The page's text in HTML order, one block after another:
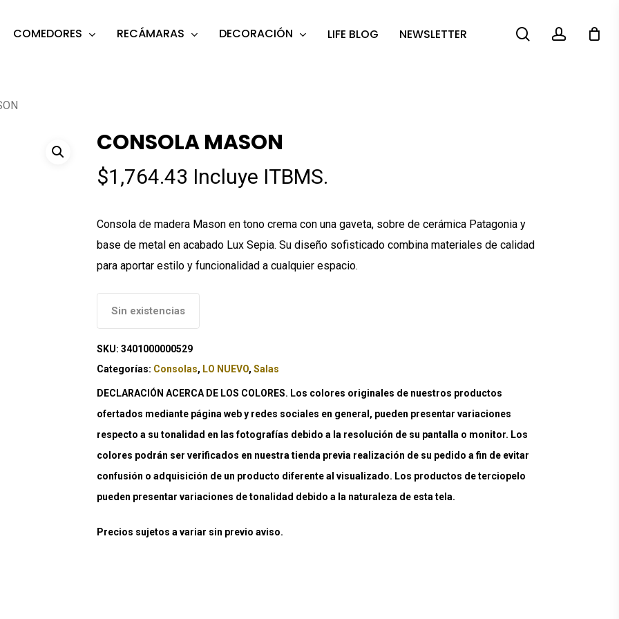
COMEDORES RECÁMARAS DECORACIÓN LIFE BLOG NEWSLETTER searchaccount
CONSOLA MASON
$1,764.43 Incluye ITBMS.
Consola de madera Mason en tono crema con una gaveta, sobre de cerámica Patagonia y
base de metal en acabado Lux Sepia. Su diseño sofisticado combina materiales de calidad
para aportar estilo y funcionalidad a cualquier espacio.
Sin existencias
SKU:3401000000529
Categorías: Consolas, LO NUEVO,Salas
DECLARACIÓN ACERCA DE LOS COLORES. Los colores originales de nuestros productos
ofertados mediante página web y redes sociales en general, pueden presentar variaciones
respecto a su tonalidad en las fotografías debido a la resolución de su pantalla o monitor. Los
colores podrán ser verificados en nuestra tienda previa realización de su pedido a fin de evitar
confusión o adquisición de un producto diferente al visualizado. Los productos de terciopelo
pueden presentar variaciones de tonalidad debido a la naturaleza de esta tela.
Precios sujetos a variar sin previo aviso.